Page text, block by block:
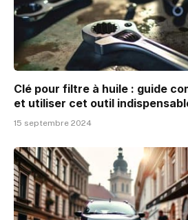
Clé pour filtre à huile : guide
et utiliser cet outil
15 septembre 2024